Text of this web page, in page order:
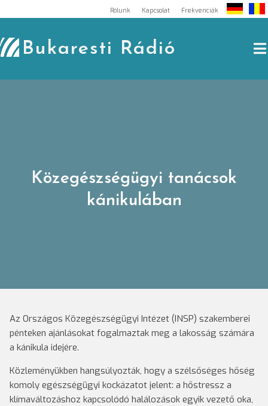
to
content
Rólunk Kapcsolat Frekvenciák
Bukaresti Rádió
Közegészségügyi tanácsok
kánikulában
Az Országos Közegészségügyi Intézet (INSP) szakemberei
pénteken ajánlásokat fogalmaztak meg a lakosság számára
a kánikula idejére.
Közleményükben hangsúlyozták, hogy a szélsőséges hőség
komoly egészségügyi kockázatot jelent: a hőstressz a
klímaváltozáshoz kapcsolódó halálozások egyik vezető oka,